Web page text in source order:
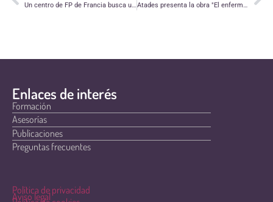
Un centro de FP de Francia busca un centro para que sus alumnos realicen prácticas Atades presenta la obra "El enfermo imaginario"
Enlaces de interés
Formación
Asesorías
Publicaciones
Preguntas frecuentes
Política de privacidad
Aviso legal